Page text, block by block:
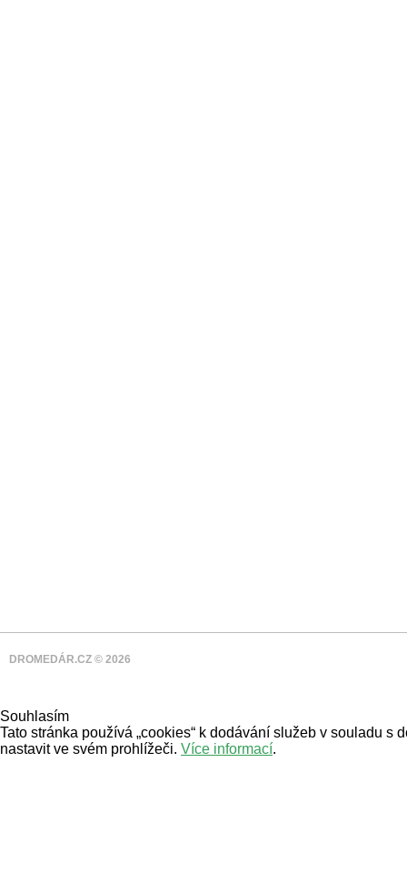
DROMEDÁR.CZ © 2026
Souhlasím
Tato stránka používá „cookies“ k dodávání služeb v souladu s
nastavit ve svém prohlížeči. Více informací.